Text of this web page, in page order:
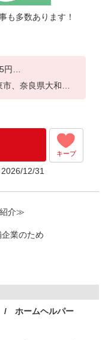
も多数あります！
円
円
定）
、奈良県大和高
、兵庫県芦屋市
市、大阪府松原
寝屋川市、大阪府
豊中市、大阪府堺
大阪市平野区、大
川区、大阪府大
キープ
12/31
介≫
業のため
・好条件の
はいたしません）
ホームヘルパー